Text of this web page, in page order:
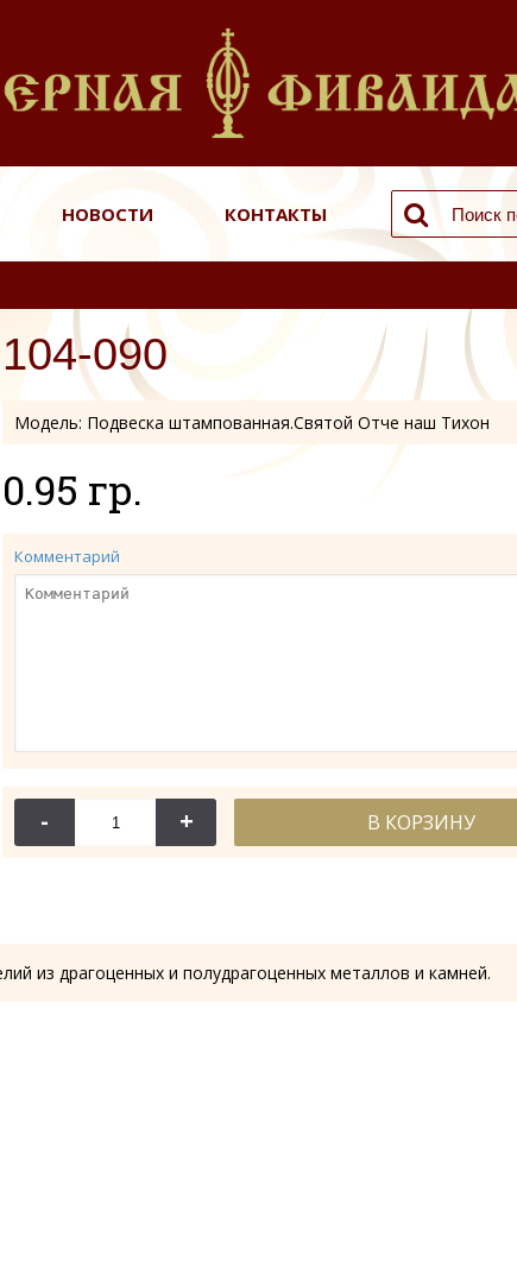
НОВОСТИ КОНТАКТЫ
114-044 114-044А
104-090
Модель: Подвеска штампованная.Святой Отче наш Тихон
0.95 гр.
Комментарий
- + В КОРЗИНУ
из драгоценных и полудрагоценных металлов и камней.